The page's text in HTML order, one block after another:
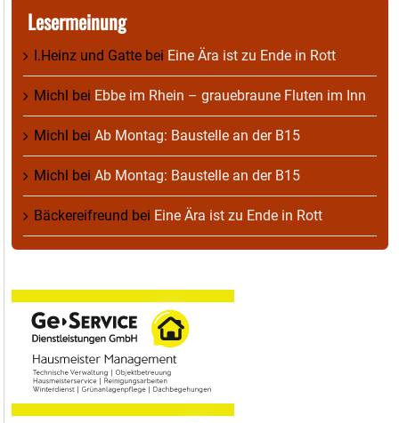
Lesermeinung
I.Heinz und Gatte bei Eine Ära ist zu Ende in Rott
Michl bei Ebbe im Rhein – grauebraune Fluten im Inn
Michl bei Ab Montag: Baustelle an der B15
Michl bei Ab Montag: Baustelle an der B15
Bäckereifreund bei Eine Ära ist zu Ende in Rott